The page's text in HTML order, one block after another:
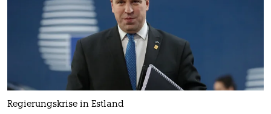
Regierungskrise in Estland